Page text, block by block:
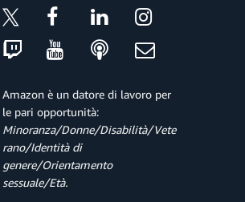
directory website , è necessario
S3.
della regione (ad esempio us-
Amazon è un datore di lavoro per
le pari opportunità:
Minoranza/Donne/Disabilità/Vete
rano/Identità di
genere/Orientamento
sessuale/Età.